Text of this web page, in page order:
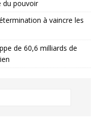
du pouvoir
à vaincre les
de 60,6 milliards de